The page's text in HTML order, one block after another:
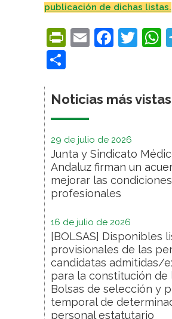
publicación de dichas listas.
Email
Noticias más vistas
29 de julio de 2026
Junta y Sindicato
Andaluz firman un
mejorar las
profesionales
16 de julio de 2026
[BOLSAS] Disponibles
provisionales de las
candidatas admitidas/
para la constitución de
Bolsas de selección y
temporal de
personal estatutario